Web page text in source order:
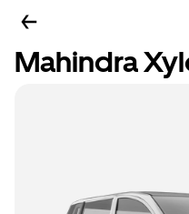
Mahindra